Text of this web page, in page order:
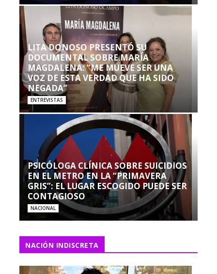
LITA DONOSO PRESENTÓ SU
DOCUMENTAL SOBRE MARÍA
MAGDALENA: “ME MUEVE SER UNA
VOZ DE ESTA VERDAD QUE HA SIDO
NEGADA”
ENTREVISTAS
PSICÓLOGA CLÍNICA SOBRE SUICIDIOS
EN EL METRO EN LA “PRIMAVERA
GRIS”: EL LUGAR ESCOGIDO PUEDE SER
CONTAGIOSO
NACIONAL
NACIÓN INDISCRETA